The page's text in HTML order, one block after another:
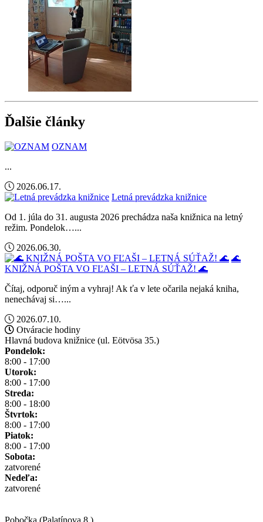
Ďalšie články
OZNAM
...
2026.06.17.
Letná prevádzka knižnice
Od 1. júla do 31. augusta 2026 prechádza naša knižnica na letný
režim. Pondelok…...
2026.06.30.
🌊
KNIŽNÁ POŠTA VO FĽAŠI – LETNÁ SÚŤAŽ! 🌊
Čítaj, odporuč iným a vyhraj! Ak ťa v lete očarila nejaká kniha,
nenechávaj si…...
2026.07.10.
Otváracie hodiny
Hlavná budova knižnice (ul. Eötvösa 35.)
Pondelok:
8:00 - 17:00
Utorok:
8:00 - 17:00
Streda:
8:00 - 18:00
Štvrtok:
8:00 - 17:00
Piatok:
8:00 - 17:00
Sobota:
zatvorené
Nedeľa:
zatvorené
Pobočka (Palatínova 8.)